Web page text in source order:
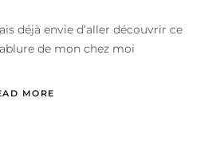
déjà envie d’aller découvrir ce
de mon chez moi
MORE